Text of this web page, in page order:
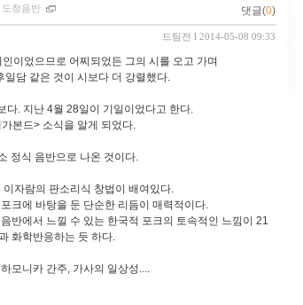
도청음반 댓글(0)
드팀전 l 2014-05-08 09:33
이었으므로 어찌되었든 그의 시를 오고 가며
담 같은 것이 시보다 더 강렬했다.
다. 지난 4월 28일이 기일이었다고 한다.
본드> 소식을 알게 되었다.
정식 음반으로 나온 것이다.
이자람의 판소리식 창법이 배여있다.
크에 바탕을 둔 단순한 리듬이 매력적이다.
반에서 느낄 수 있는 한국적 포크의 토속적인 느낌이 21
화학반응하는 듯 하다.
모니카 간주, 가사의 일상성....